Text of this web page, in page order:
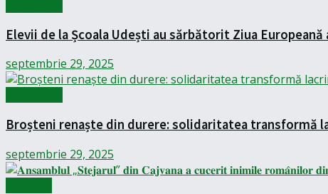
Elevii de la Școala Udești au sărbătorit Ziua
septembrie 29, 2025
Broșteni renaște din durere: solidaritatea transformă
septembrie 29, 2025